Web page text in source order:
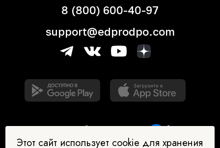
8 (800) 600-40-97
support@edprodpo.com
Этот сайт использует cookie для хранения